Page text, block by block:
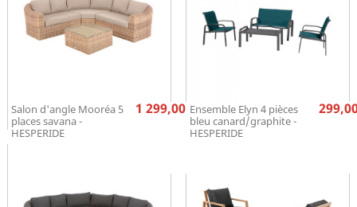
Salon d'angle Mooréa 5
places savana -
HESPERIDE
Prix
1 299,00 €Ensemble Elyn 4 pièces
bleu canard/graphite -
HESPERIDE